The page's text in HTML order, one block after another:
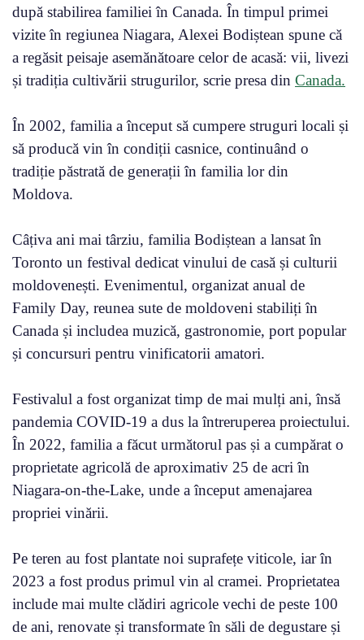
după stabilirea familiei în Canada. În timpul primei
vizite în regiunea Niagara, Alexei Bodiștean spune că
a regăsit peisaje asemănătoare celor de acasă: vii, livezi
și tradiția cultivării strugurilor, scrie presa din Canada.
În 2002, familia a început să cumpere struguri locali și
să producă vin în condiții casnice, continuând o
tradiție păstrată de generații în familia lor din
Moldova.
Câțiva ani mai târziu, familia Bodiștean a lansat în
Toronto un festival dedicat vinului de casă și culturii
moldovenești. Evenimentul, organizat anual de
Family Day, reunea sute de moldoveni stabiliți în
Canada și includea muzică, gastronomie, port popular
și concursuri pentru vinificatorii amatori.
Festivalul a fost organizat timp de mai mulți ani, însă
pandemia COVID-19 a dus la întreruperea proiectului.
În 2022, familia a făcut următorul pas și a cumpărat o
proprietate agricolă de aproximativ 25 de acri în
Niagara-on-the-Lake, unde a început amenajarea
propriei vinării.
Pe teren au fost plantate noi suprafețe viticole, iar în
2023 a fost produs primul vin al cramei. Proprietatea
include mai multe clădiri agricole vechi de peste 100
de ani, renovate și transformate în săli de degustare și